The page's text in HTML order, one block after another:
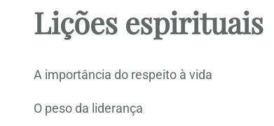
Lições espirituais
A importância do respeito à vida
O peso da liderança